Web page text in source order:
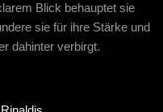
Blick behauptet sie
sie für ihre Stärke und
dahinter verbirgt.